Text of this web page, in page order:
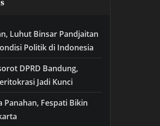
Luhut Binsar Pandjaitan
Politik di Indonesia
DPRD Bandung,
Jadi Kunci
Panahan, Fespati Bikin